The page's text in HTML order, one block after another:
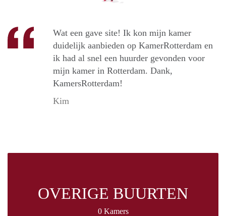
Wat een gave site! Ik kon mijn kamer
duidelijk aanbieden op KamerRotterdam en
ik had al snel een huurder gevonden voor
mijn kamer in Rotterdam. Dank,
KamersRotterdam!
Kim
OVERIGE BUURTEN
0 Kamers